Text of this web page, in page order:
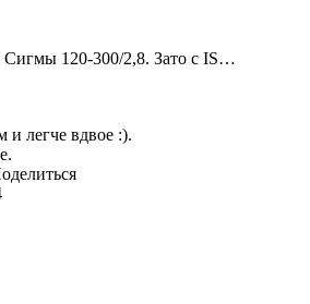
120-300/2,8. Зато с IS…
и легче вдвое :).